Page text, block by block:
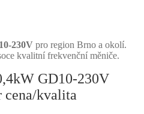
230V pro region Brno a okolí.
kvalitní frekvenční měniče.
GD10-230V
cena/kvalita